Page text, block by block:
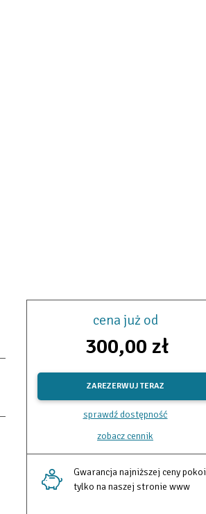
cena już od
300,00 zł
ZAREZERWUJ TERAZ
sprawdź dostępność
zobacz cennik
Gwarancja najniższej ceny pokoi
tylko na naszej stronie www